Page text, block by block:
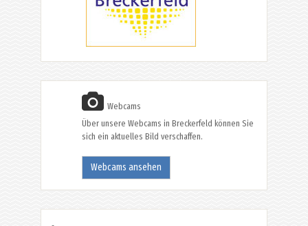
Webcams
Über unsere Webcams in Breckerfeld können Sie
sich ein aktuelles Bild verschaffen.
Webcams ansehen